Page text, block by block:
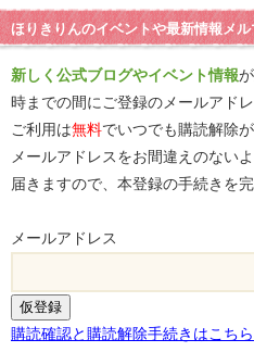
ほりきりんのイベントや最新情報メル
新しく公式ブログやイベント情報
時までの間にご登録のメールアド
ご利用は無料でいつでも購読解除が
メールアドレスをお間違えのない
届きますので、本登録の手続きを完
メールアドレス
購読確認と購読解除手続きはこちら